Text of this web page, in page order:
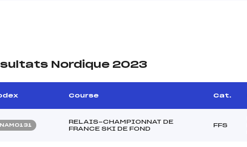
Nordique 2023
Course Cat.
RELAIS-CHAMPIONNAT DE
FRANCE SKI DE FOND
FFS